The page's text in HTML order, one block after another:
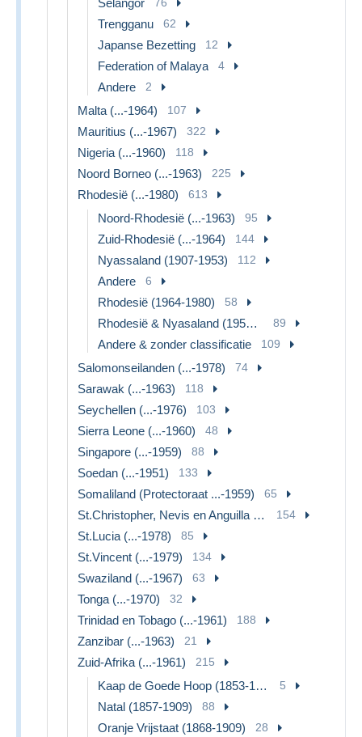
Trengganu 62
Japanse Bezetting 12
Federation of Malaya 4
Andere 2
Malta (...-1964) 107
Mauritius (...-1967) 322
Nigeria (...-1960) 118
Noord Borneo (...-1963) 225
Rhodesië (...-1980) 613
Noord-Rhodesië (...-1963) 95
Zuid-Rhodesië (...-1964) 144
Nyassaland (1907-1953) 112
Andere 6
Rhodesië (1964-1980) 58
Rhodesië & Nyasaland (1954-1963) 89
Andere & zonder classificatie 109
Salomonseilanden (...-1978) 74
Sarawak (...-1963) 118
Seychellen (...-1976) 103
Sierra Leone (...-1960) 48
Singapore (...-1959) 88
Soedan (...-1951) 133
Somaliland (Protectoraat ...-1959) 65
St.Christopher, Nevis en Anguilla (...-1980) 154
St.Lucia (...-1978) 85
St.Vincent (...-1979) 134
Swaziland (...-1967) 63
Tonga (...-1970) 32
Trinidad en Tobago (...-1961) 188
Zanzibar (...-1963) 21
Zuid-Afrika (...-1961) 215
Kaap de Goede Hoop (1853-1904) 5
Natal (1857-1909) 88
Oranje Vrijstaat (1868-1909) 28